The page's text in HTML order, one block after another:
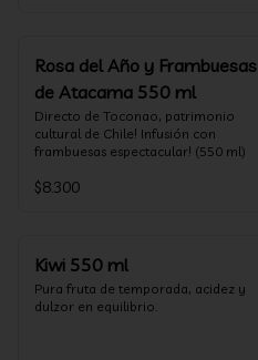
Rosa del Año y Frambuesas
de Atacama 550 ml
Directo de Toconao, patrimonio
cultural de Chile! Infusión con
frambuesas espectacular! (550 ml)
$8.300
Kiwi 550 ml
Pura fruta de temporada, acidez y
dulzor en equilibrio.